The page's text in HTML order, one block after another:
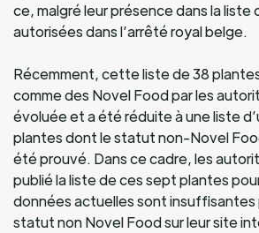
ce, malgré leur présence dans la liste
autorisées dans l’arrêté royal belge.
Récemment, cette liste de 38
comme des Novel Food par les
évoluée et a été réduite à une liste
plantes dont le statut non-Novel
été prouvé. Dans ce cadre, les
publié la liste de ces sept plantes
données actuelles sont insuffisantes
statut non Novel Food sur leur site